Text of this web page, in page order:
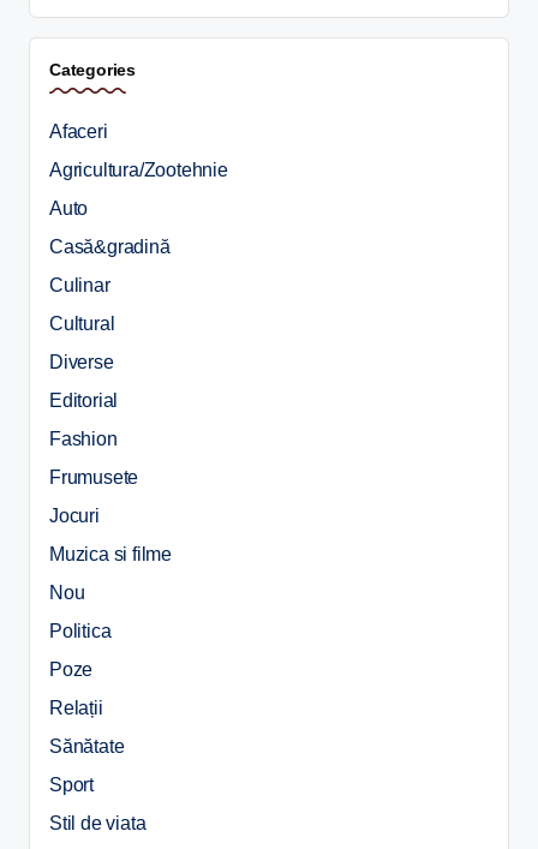
Categories
Afaceri
Agricultura/Zootehnie
Auto
Casă&gradină
Culinar
Cultural
Diverse
Editorial
Fashion
Frumusete
Jocuri
Muzica si filme
Nou
Politica
Poze
Relații
Sănătate
Sport
Stil de viata